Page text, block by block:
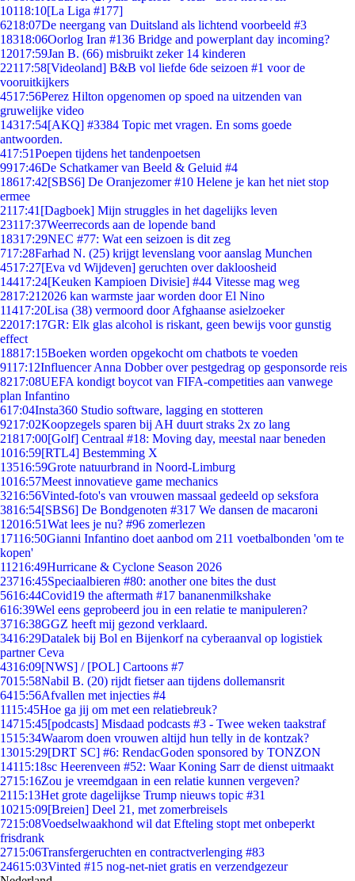
10118:10[La Liga #177]
6218:07De neergang van Duitsland als lichtend voorbeeld #3
18318:06Oorlog Iran #136 Bridge and powerplant day incoming?
12017:59Jan B. (66) misbruikt zeker 14 kinderen
22117:58[Videoland] B&B vol liefde 6de seizoen #1 voor de
vooruitkijkers
4517:56Perez Hilton opgenomen op spoed na uitzenden van
gruwelijke video
14317:54[AKQ] #3384 Topic met vragen. En soms goede
antwoorden.
417:51Poepen tijdens het tandenpoetsen
9917:46De Schatkamer van Beeld & Geluid #4
18617:42[SBS6] De Oranjezomer #10 Helene je kan het niet stop
ermee
2117:41 [Dagboek] Mijn struggles in het dagelijks leven
23117:37Weerrecords aan de lopende band
18317:29NEC #77: Wat een seizoen is dit zeg
717:28Farhad N. (25) krijgt levenslang voor aanslag Munchen
4517:27[Eva vd Wijdeven] geruchten over dakloosheid
14417:24[Keuken Kampioen Divisie] #44 Vitesse mag weg
2817:21 2026 kan warmste jaar worden door El Nino
11417:20Lisa (38) vermoord door Afghaanse asielzoeker
22017:17GR: Elk glas alcohol is riskant, geen bewijs voor gunstig
effect
18817:15Boeken worden opgekocht om chatbots te voeden
9117:12Influencer Anna Dobber over pestgedrag op gesponsorde reis
8217:08UEFA kondigt boycot van FIFA-competities aan vanwege
plan Infantino
617:04Insta360 Studio software, lagging en stotteren
9217:02Koopzegels sparen bij AH duurt straks 2x zo lang
21817:00[Golf] Centraal #18: Moving day, meestal naar beneden
1016:59[RTL4] Bestemming X
13516:59Grote natuurbrand in Noord-Limburg
1016:57Meest innovatieve game mechanics
3216:56Vinted-foto's van vrouwen massaal gedeeld op seksfora
3816:54[SBS6] De Bondgenoten #317 We dansen de macaroni
12016:51Wat lees je nu? #96 zomerlezen
17116:50Gianni Infantino doet aanbod om 211 voetbalbonden 'om te
kopen'
11216:49Hurricane & Cyclone Season 2026
23716:45Speciaalbieren #80: another one bites the dust
5616:44Covid19 the aftermath #17 bananenmilkshake
616:39Wel eens geprobeerd jou in een relatie te manipuleren?
3716:38GGZ heeft mij gezond verklaard.
3416:29Datalek bij Bol en Bijenkorf na cyberaanval op logistiek
partner Ceva
4316:09[NWS] / [POL] Cartoons #7
7015:58Nabil B. (20) rijdt fietser aan tijdens dollemansrit
6415:56Afvallen met injecties #4
1115:45Hoe ga jij om met een relatiebreuk?
14715:45[podcasts] Misdaad podcasts #3 - Twee weken taakstraf
1515:34Waarom doen vrouwen altijd hun telly in de kontzak?
13015:29[DRT SC] #6: RendacGoden sponsored by TONZON
14115:18sc Heerenveen #52: Waar Koning Sarr de dienst uitmaakt
2715:16Zou je vreemdgaan in een relatie kunnen vergeven?
2115:13Het grote dagelijkse Trump nieuws topic #31
10215:09[Breien] Deel 21, met zomerbreisels
7215:08Voedselwaakhond wil dat Efteling stopt met onbeperkt
frisdrank
2715:06Transfergeruchten en contractverlenging #83
24615:03Vinted #15 nog-net-niet gratis en verzendgezeur